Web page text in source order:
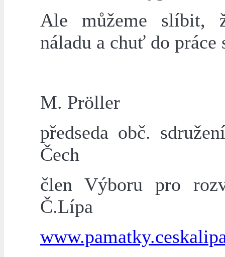
Ale můžeme slíbit,
náladu a chuť do práce
M. Pröller
předseda obč.
Čech
člen Výboru pro
Č.Lípa